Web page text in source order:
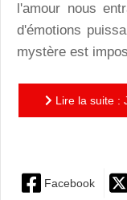
l'amour nous
d'émotions
mystère est
Lire la suite :
Facebook